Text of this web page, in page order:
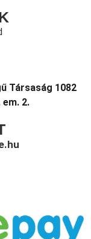
Társaság 1082
2.